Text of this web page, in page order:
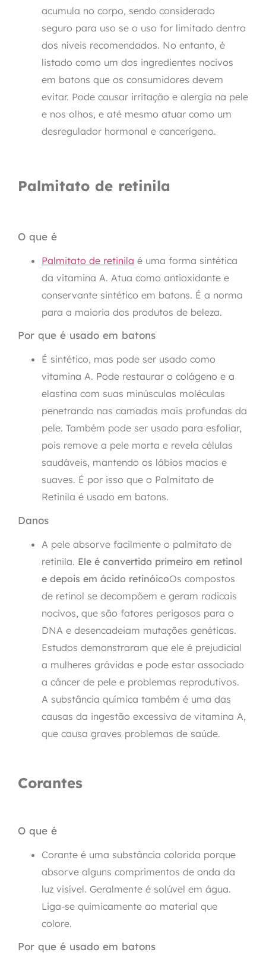
acumula no corpo, sendo considerado
seguro para uso se o uso for limitado dentro
dos níveis recomendados. No entanto, é
listado como um dos ingredientes nocivos
em batons que os consumidores devem
evitar. Pode causar irritação e alergia na pele
e nos olhos, e até mesmo atuar como um
desregulador hormonal e cancerígeno.
Palmitato de retinila
O que é
Palmitato de retinila é uma forma sintética
da vitamina A. Atua como antioxidante e
conservante sintético em batons. É a norma
para a maioria dos produtos de beleza.
Por que é usado em batons
É sintético, mas pode ser usado como
vitamina A. Pode restaurar o colágeno e a
elastina com suas minúsculas moléculas
penetrando nas camadas mais profundas da
pele. Também pode ser usado para esfoliar,
pois remove a pele morta e revela células
saudáveis, mantendo os lábios macios e
suaves. É por isso que o Palmitato de
Retinila é usado em batons.
Danos
A pele absorve facilmente o palmitato de
retinila. Ele é convertido primeiro em retinol
e depois em ácido retinóicoOs compostos
de retinol se decompõem e geram radicais
nocivos, que são fatores perigosos para o
DNA e desencadeiam mutações genéticas.
Estudos demonstraram que ele é prejudicial
a mulheres grávidas e pode estar associado
a câncer de pele e problemas reprodutivos.
A substância química também é uma das
causas da ingestão excessiva de vitamina A,
que causa graves problemas de saúde.
Corantes
O que é
Corante é uma substância colorida porque
absorve alguns comprimentos de onda da
luz visível. Geralmente é solúvel em água.
Liga-se quimicamente ao material que
colore.
Por que é usado em batons